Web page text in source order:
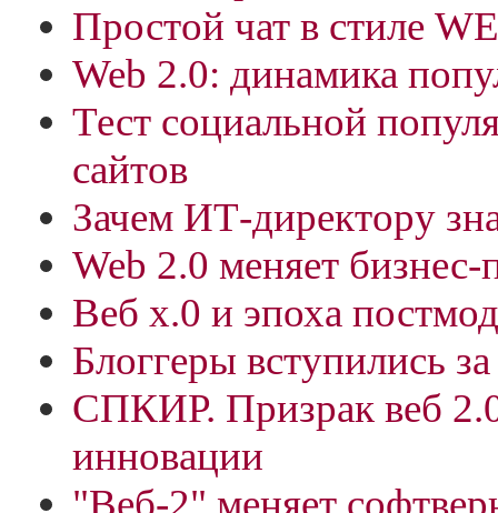
Простой чат в стиле
Web 2.0: динамика
Тест социальной
сайтов
Зачем ИТ-директору
Web 2.0 меняет
Веб х.0 и эпоха
Блоггеры вступились
СПКИР. Призрак веб
инновации
"Веб-2" меняет